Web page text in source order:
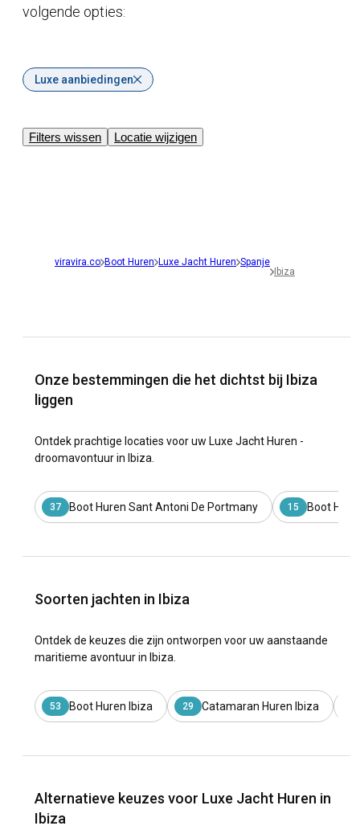
volgende opties:
Luxe aanbiedingen
Filters wissen Locatie wijzigen
viravira.co Boot Huren Luxe Jacht Huren Spanje
Ibiza
Onze bestemmingen die het dichtst bij Ibiza
liggen
Ontdek prachtige locaties voor uw Luxe Jacht Huren -
droomavontuur in Ibiza.
37 Boot Huren Sant Antoni De Portmany 15 Boot
Soorten jachten in Ibiza
Ontdek de keuzes die zijn ontworpen voor uw aanstaande
maritieme avontuur in Ibiza.
53 Boot Huren Ibiza 29 Catamaran Huren Ibiza
Alternatieve keuzes voor Luxe Jacht Huren in
Ibiza